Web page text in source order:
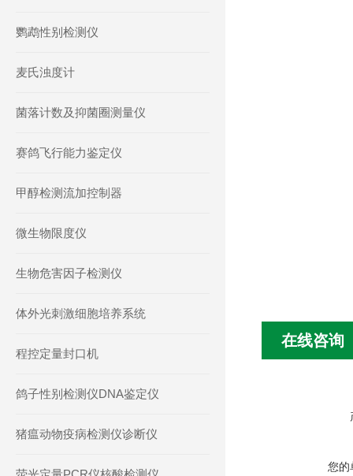
在线咨询
您的
鹦鹉性别检测仪
麦氏浊度计
菌落计数及抑菌圈测量仪
赛鸽飞行能力鉴定仪
甲醇检测流加控制器
微生物限度仪
生物危害因子检测仪
体外光刺激细胞培养系统
程控定量封口机
鸽子性别检测仪DNA鉴定仪
猪瘟动物疫病检测仪诊断仪